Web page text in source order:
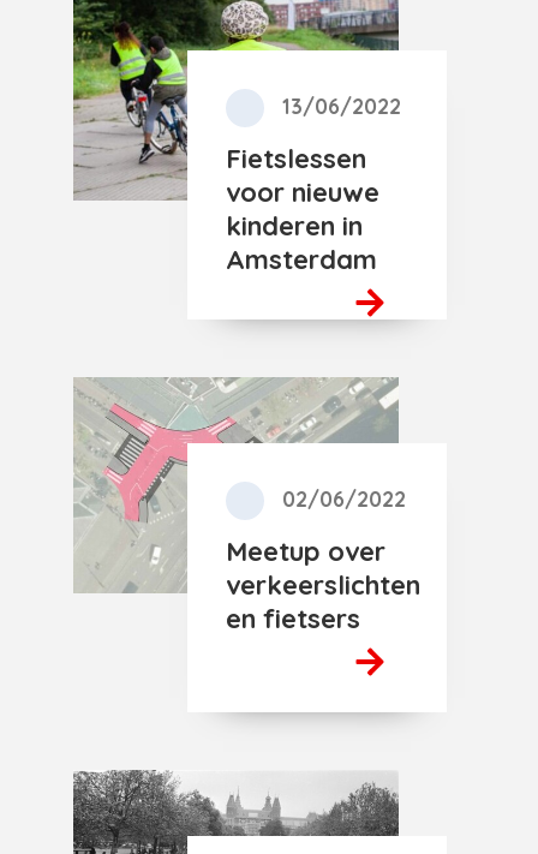
13/06/2022
Fietslessen
voor nieuwe
kinderen in
Amsterdam
02/06/2022
Meetup over
verkeerslichten
en fietsers